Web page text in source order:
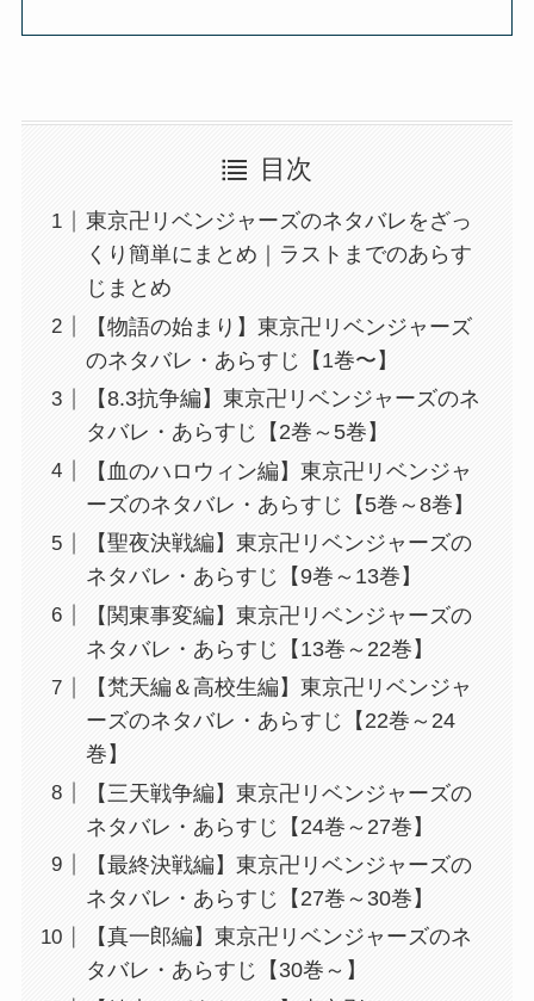
目次
東京卍リベンジャーズのネタバレをざっ
くり簡単にまとめ｜ラストまでのあらす
じまとめ
【物語の始まり】東京卍リベンジャーズ
のネタバレ・あらすじ【1巻〜】
【8.3抗争編】東京卍リベンジャーズのネ
タバレ・あらすじ【2巻～5巻】
【血のハロウィン編】東京卍リベンジャ
ーズのネタバレ・あらすじ【5巻～8巻】
【聖夜決戦編】東京卍リベンジャーズの
ネタバレ・あらすじ【9巻～13巻】
【関東事変編】東京卍リベンジャーズの
ネタバレ・あらすじ【13巻～22巻】
【梵天編＆高校生編】東京卍リベンジャ
ーズのネタバレ・あらすじ【22巻～24
巻】
【三天戦争編】東京卍リベンジャーズの
ネタバレ・あらすじ【24巻～27巻】
【最終決戦編】東京卍リベンジャーズの
ネタバレ・あらすじ【27巻～30巻】
【真一郎編】東京卍リベンジャーズのネ
タバレ・あらすじ【30巻～】